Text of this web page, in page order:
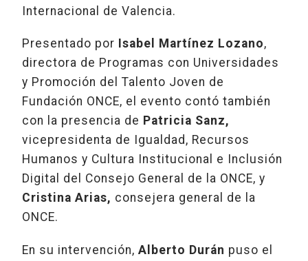
Internacional de Valencia.
Presentado por Isabel Martínez Lozano,
directora de Programas con Universidades
y Promoción del Talento Joven de
Fundación ONCE, el evento contó también
con la presencia de Patricia Sanz,
vicepresidenta de Igualdad, Recursos
Humanos y Cultura Institucional e Inclusión
Digital del Consejo General de la ONCE, y
Cristina Arias, consejera general de la
ONCE.
En su intervención, Alberto Durán puso el